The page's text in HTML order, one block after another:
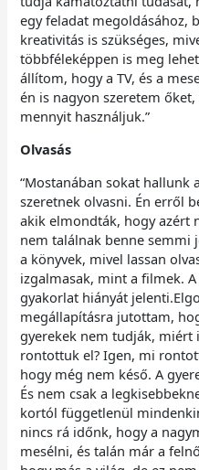
egy feladat megoldásához,
kreativitás is szükséges,
többféleképpen is meg
állítom, hogy a TV, és a
én is nagyon szeretem
mennyit használjuk.”
Olvasás
“Mostanában sokat hallunk
szeretnek olvasni. Én erről
akik elmondták, hogy azért
nem találnak benne semmi
a könyvek, mivel lassan
izgalmasak, mint a filmek.
gyakorlat hiányát
megállapításra jutottam,
gyerekek nem tudják, miért
rontottuk el? Igen, mi
hogy még nem késő. A
És nem csak a
kortól függetlenül
nincs rá időnk, hogy a
mesélni, és talán már a